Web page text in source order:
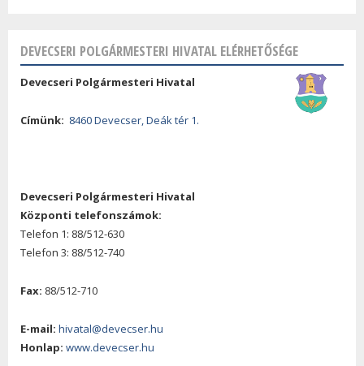
DEVECSERI POLGÁRMESTERI HIVATAL ELÉRHETŐSÉGE
Devecseri Polgármesteri Hivatal
Címünk: 8460 Devecser, Deák tér 1.
Devecseri Polgármesteri Hivatal
Központi telefonszámok:
Telefon 1: 88/512-630
Telefon 3: 88/512-740
Fax: 88/512-710
E-mail: hivatal@devecser.hu
Honlap: www.devecser.hu